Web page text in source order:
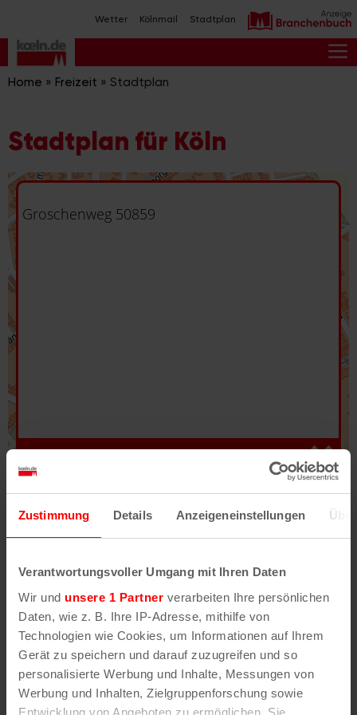
Zustimmung Details Anzeigeneinstellungen
Verantwortungsvoller Umgang mit Ihren Daten
Wir und unsere 1 Partner verarbeiten Ihre persönlichen
Daten, wie z. B. Ihre IP-Adresse, mithilfe von
Technologien wie Cookies, um Informationen auf Ihrem
Gerät zu speichern und darauf zuzugreifen und so
personalisierte Werbung und Inhalte, Messungen von
Werbung und Inhalten, Zielgruppenforschung sowie
Entwicklung von Angeboten zu ermöglichen. Sie
Inhalt
springen
Wetter Kölnmail Stadtplan
Home » Freizeit » Stadtplan
Stadtplan für Köln
Fehler/Problem melden
Darstellung des RVR-Kartenwerks
Stadtplanwerk
erhältst Du unsere koeln.de-Karte mit vielen
weiteren Details wie z.B. Hausnummern.
Unser Stadtplan basiert auf Daten des
OpenStreetMap
-Projekts (
© OpenStreetMap
Mitwirkende
) und von OpenCycleMap.org